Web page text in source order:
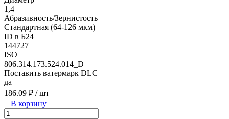
1,4
Абразивность/Зернистость
Стандартная (64-126 мкм)
ID в Б24
144727
ISO
806.314.173.524.014_D
Поставить ватермарк DLC
да
186.09 ₽ / шт
В корзину